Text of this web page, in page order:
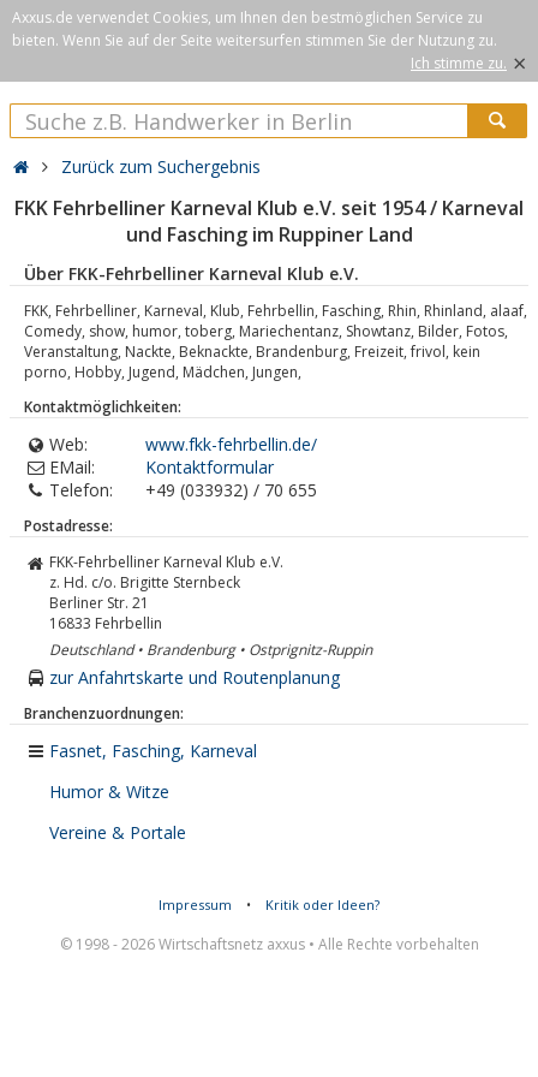
Axxus.de verwendet Cookies, um Ihnen den bestmöglichen Service zu
bieten. Wenn Sie auf der Seite weitersurfen stimmen Sie der Nutzung zu.
Ich stimme zu. ×
Zurück zum Suchergebnis
FKK Fehrbelliner Karneval Klub e.V. seit 1954 / Karneval
und Fasching im Ruppiner Land
Über FKK-Fehrbelliner Karneval Klub e.V.
FKK, Fehrbelliner, Karneval, Klub, Fehrbellin, Fasching, Rhin, Rhinland, alaaf,
Comedy, show, humor, toberg, Mariechentanz, Showtanz, Bilder, Fotos,
Veranstaltung, Nackte, Beknackte, Brandenburg, Freizeit, frivol, kein
porno, Hobby, Jugend, Mädchen, Jungen,
Kontaktmöglichkeiten:
Web:
www.fkk-fehrbellin.de/
EMail:
Kontaktformular
Telefon:
+49 (033932) / 70 655
Postadresse:
FKK-Fehrbelliner Karneval Klub e.V.
z. Hd. c/o. Brigitte Sternbeck
Berliner Str. 21
16833 Fehrbellin
Deutschland • Brandenburg • Ostprignitz-Ruppin
zur Anfahrtskarte und Routenplanung
Branchenzuordnungen:
Fasnet, Fasching, Karneval
Humor & Witze
Vereine & Portale
Impressum • Kritik oder Ideen?
© 1998 - 2026 Wirtschaftsnetz axxus • Alle Rechte vorbehalten